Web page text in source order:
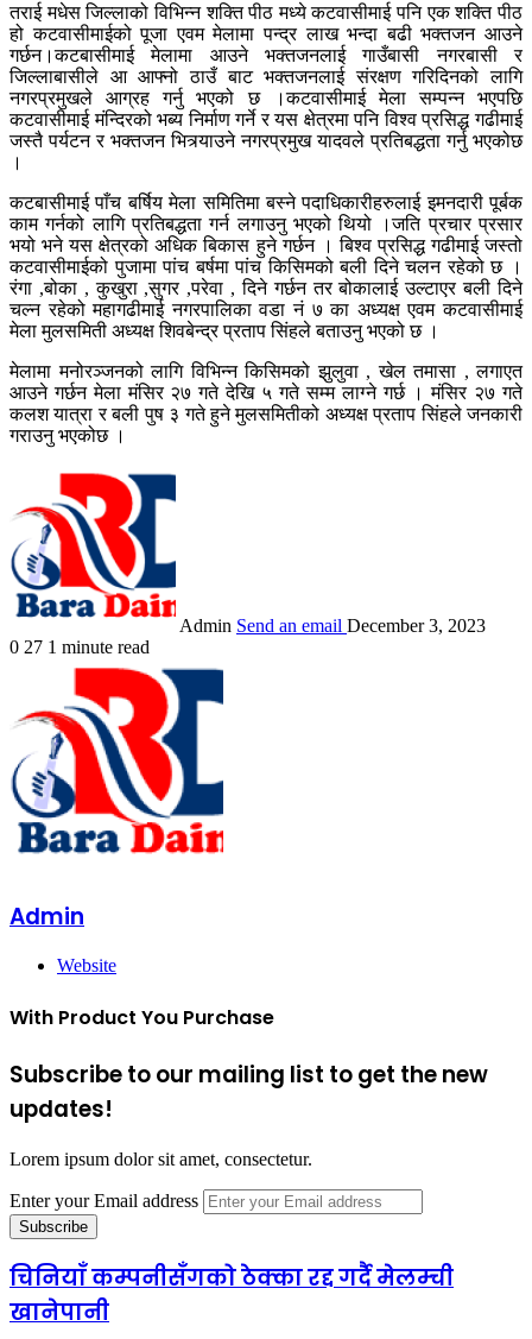
तराई मधेस जिल्लाको विभिन्न शक्ति पीठ मध्ये कटवासीमाई पनि एक शक्ति पीठ
हो कटवासीमाईको पूजा एवम मेलामा पन्द्र लाख भन्दा बढी भक्तजन आउने
गर्छन।कटबासीमाई मेलामा आउने भक्तजनलाई गाउँबासी नगरबासी र
जिल्लाबासीले आ आफ्नो ठाउँ बाट भक्तजनलाई संरक्षण गरिदिनको लागि
नगरप्रमुखले आग्रह गर्नु भएको छ ।कटवासीमाई मेला सम्पन्न भएपछि
कटवासीमाई मंन्दिरको भब्य निर्माण गर्ने र यस क्षेत्रमा पनि विश्व प्रसिद्ध गढीमाई
जस्तै पर्यटन र भक्तजन भित्र्याउने नगरप्रमुख यादवले प्रतिबद्धता गर्नु भएकोछ
।
कटबासीमाई पाँच बर्षिय मेला समितिमा बस्ने पदाधिकारीहरुलाई इमनदारी पूर्बक
काम गर्नको लागि प्रतिबद्धता गर्न लगाउनु भएको थियो ।जति प्रचार प्रसार
भयो भने यस क्षेत्रको अधिक बिकास हुने गर्छन । बिश्व प्रसिद्ध गढीमाई जस्तो
कटवासीमाईको पुजामा पांच बर्षमा पांच किसिमको बली दिने चलन रहेको छ ।
रंगा ,बोका , कुखुरा ,सुगर ,परेवा , दिने गर्छन तर बोकालाई उल्टाएर बली दिने
चल्न रहेको महागढीमाई नगरपालिका वडा नं ७ का अध्यक्ष एवम कटवासीमाई
मेला मुलसमिती अध्यक्ष शिवबेन्द्र प्रताप सिंहले बताउनु भएको छ ।
मेलामा मनोरञ्जनको लागि विभिन्न किसिमको झुलुवा , खेल तमासा , लगाएत
आउने गर्छन मेला मंसिर २७ गते देखि ५ गते सम्म लाग्ने गर्छ । मंसिर २७ गते
कलश यात्रा र बली पुष ३ गते हुने मुलसमितीको अध्यक्ष प्रताप सिंहले जनकारी
गराउनु भएकोछ ।
Admin Send an email December 3, 2023
0 27 1 minute read
Admin
Website
With Product You Purchase
Subscribe to our mailing list to get the new
updates!
Lorem ipsum dolor sit amet, consectetur.
Enter your Email address
चिनियाँ कम्पनीसँगको ठेक्का रद्द गर्दै मेलम्ची
खानेपानी